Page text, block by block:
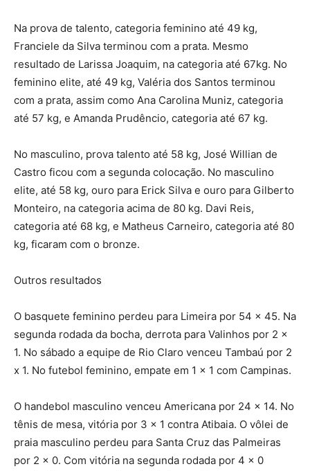
Na prova de talento, categoria feminino até 49 kg,
Franciele da Silva terminou com a prata. Mesmo
resultado de Larissa Joaquim, na categoria até 67kg. No
feminino elite, até 49 kg, Valéria dos Santos terminou
com a prata, assim como Ana Carolina Muniz, categoria
até 57 kg, e Amanda Prudêncio, categoria até 67 kg.
No masculino, prova talento até 58 kg, José Willian de
Castro ficou com a segunda colocação. No masculino
elite, até 58 kg, ouro para Erick Silva e ouro para Gilberto
Monteiro, na categoria acima de 80 kg. Davi Reis,
categoria até 68 kg, e Matheus Carneiro, categoria até 80
kg, ficaram com o bronze.
Outros resultados
O basquete feminino perdeu para Limeira por 54 x 45. Na
segunda rodada da bocha, derrota para Valinhos por 2 x
1. No sábado a equipe de Rio Claro venceu Tambaú por 2
x 1. No futebol feminino, empate em 1 x 1 com Campinas.
O handebol masculino venceu Americana por 24 x 14. No
tênis de mesa, vitória por 3 x 1 contra Atibaia. O vôlei de
praia masculino perdeu para Santa Cruz das Palmeiras
por 2 x 0. Com vitória na segunda rodada por 4 x 0